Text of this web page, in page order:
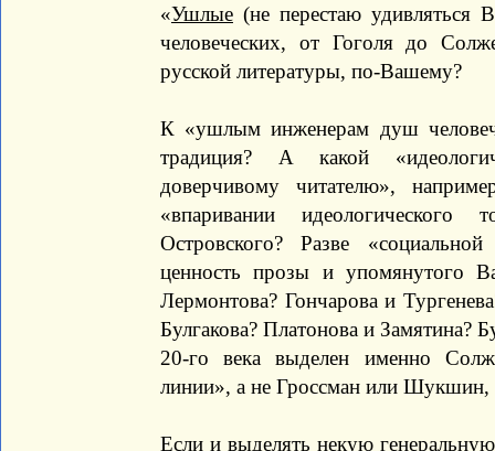
«Ушлые (не перестаю
человеческих, от Гоголя до
русской литературы, по-Вашему?
К «ушлым инженерам душ
традиция? А какой
доверчивому читателю»,
«впаривании
Островского? Разве
ценность прозы и упомянутого
Лермонтова? Гончарова и
Булгакова? Платонова и Замятина?
20-го века выделен именно
линии», а не Гроссман или Шукшин,
Если и выделять некую